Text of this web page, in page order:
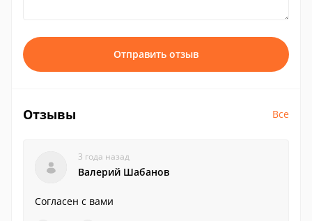
Отправить отзыв
Отзывы Все
3 года назад
Валерий Шабанов
Согласен с вами